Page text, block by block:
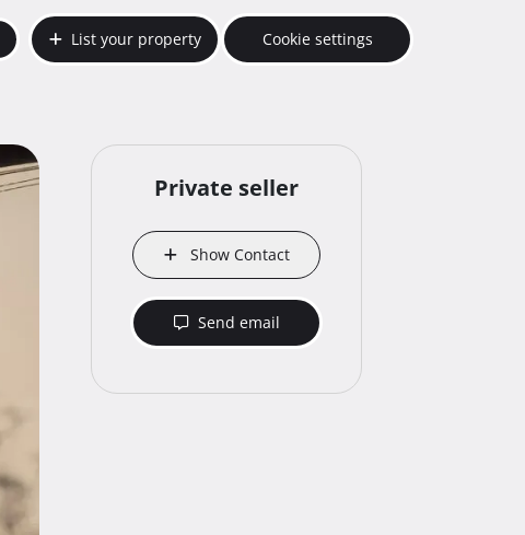
List your property Cookie settings
Private seller
Show Contact
Send email